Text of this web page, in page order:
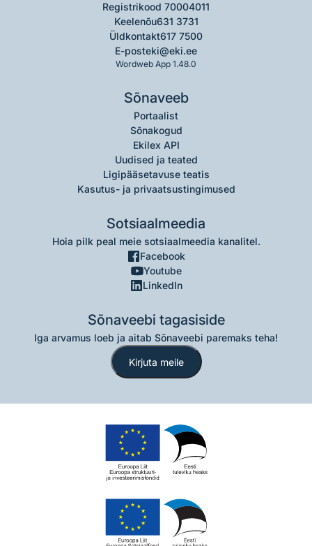
Registrikood 70004011
Keelenõu631 3731
Üldkontakt617 7500
E-posteki@eki.ee
Wordweb App 1.48.0
Sõnaveeb
Portaalist
Sõnakogud
Ekilex API
Uudised ja teated
Ligipääsetavuse teatis
Kasutus- ja privaatsustingimused
Sotsiaalmeedia
Hoia pilk peal meie sotsiaalmeedia kanalitel.
Facebook
Youtube
LinkedIn
Sõnaveebi tagasiside
Iga arvamus loeb ja aitab Sõnaveebi paremaks teha!
Kirjuta meile